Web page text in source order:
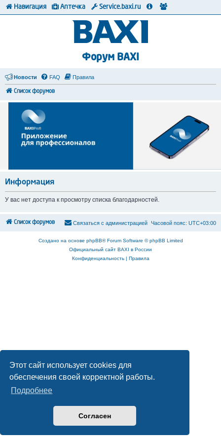
Этот сайт использует cookies для
обеспечения своей корректной работы.
Подробнее
Согласен
Форум BAXI
Новости FAQ Правила
Список форумов
Информация
У вас нет доступа к просмотру списка благодарностей.
Навигация Аптечка Service.baxi.ru
Список форумов Часовой пояс: UTC+03:00
Связаться с администрацией
Создано на основе phpBB® Forum Software © phpBB Limited
Официальный сайт BAXI в России
Конфиденциальность| Правила